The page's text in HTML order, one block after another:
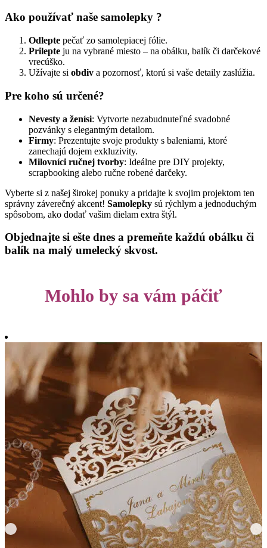
Ako používať naše samolepky ?
Odlepte pečať zo samolepiacej fólie.
Prilepte ju na vybrané miesto – na obálku, balík či darčekové
vrecúško.
Užívajte si obdiv a pozornosť, ktorú si vaše detaily zaslúžia.
Pre koho sú určené?
Nevesty a ženísi: Vytvorte nezabudnuteľné svadobné
pozvánky s elegantným detailom.
Firmy: Prezentujte svoje produkty s baleniami, ktoré
zanechajú dojem exkluzivity.
Milovníci ručnej tvorby: Ideálne pre DIY projekty,
scrapbooking alebo ručne robené darčeky.
Vyberte si z našej širokej ponuky a pridajte k svojim projektom ten
správny záverečný akcent! Samolepky sú rýchlym a jednoduchým
spôsobom, ako dodať vašim dielam extra štýl.
Objednajte si ešte dnes a premeňte každú obálku či
balík na malý umelecký skvost.
Mohlo by sa vám páčiť